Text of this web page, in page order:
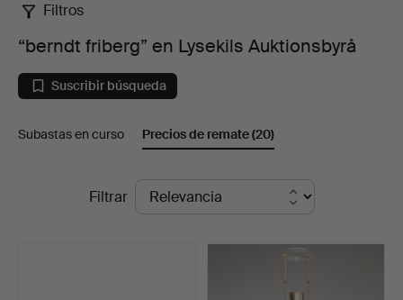
“berndt
friberg”
en
Lysekils
Auktionsbyrå
Filtros
“berndt friberg” en Lysekils Auktionsbyrå
Suscribir búsqueda
Subastas en curso Precios de remate(20)
Filtrar